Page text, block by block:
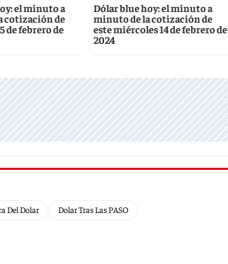
el minuto a
cotización de
de febrero de
Dólar blue hoy: el minuto a
minuto de la cotización de
este miércoles 14 de febrero de
2024
Del Dolar Dolar Tras Las PASO